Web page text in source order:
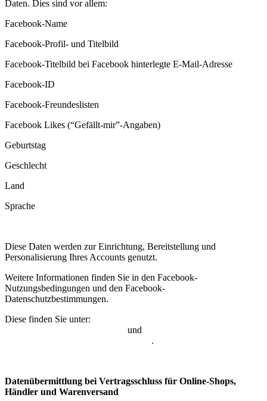
Daten. Dies sind vor allem:
Facebook-Name
Facebook-Profil- und Titelbild
Facebook-Titelbild bei Facebook hinterlegte E-Mail-Adresse
Facebook-ID
Facebook-Freundeslisten
Facebook Likes (“Gefällt-mir”-Angaben)
Geburtstag
Geschlecht
Land
Sprache
Diese Daten werden zur Einrichtung, Bereitstellung und
Personalisierung Ihres Accounts genutzt.
Weitere Informationen finden Sie in den Facebook-
Nutzungsbedingungen und den Facebook-
Datenschutzbestimmungen.
Diese finden Sie unter:
und
.
Datenübermittlung bei Vertragsschluss für Online-Shops,
Händler und Warenversand